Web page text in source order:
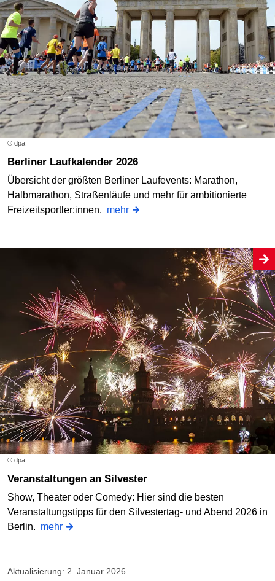
© dpa
Berliner Laufkalender 2026
Übersicht der größten Berliner Laufevents: Marathon,
Halbmarathon, Straßenläufe und mehr für ambitionierte
Freizeitsportler:innen. mehr
© dpa
Veranstaltungen an Silvester
Show, Theater oder Comedy: Hier sind die besten
Veranstaltungstipps für den Silvestertag- und Abend 2026 in
Berlin. mehr
Aktualisierung: 2. Januar 2026